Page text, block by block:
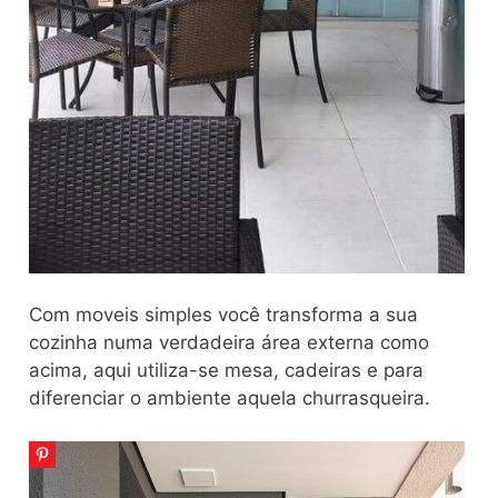
Com moveis simples você transforma a sua
cozinha numa verdadeira área externa como
acima, aqui utiliza-se mesa, cadeiras e para
diferenciar o ambiente aquela churrasqueira.